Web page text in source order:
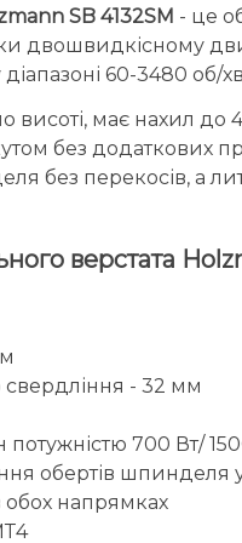
SB 4132SM - це
двошвидкісному
60-3480 об/
висоті, має нахил до
без додаткових
без перекосів, а
верстата
- 32 мм
700 Вт/
обертів шпинделя
напрямках